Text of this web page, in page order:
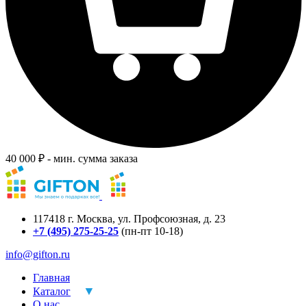
40 000 ₽ - мин. сумма заказа
117418 г. Москва, ул. Профсоюзная, д. 23
+7 (495) 275-25-25 (пн-пт 10-18)
info@gifton.ru
Главная
Каталог